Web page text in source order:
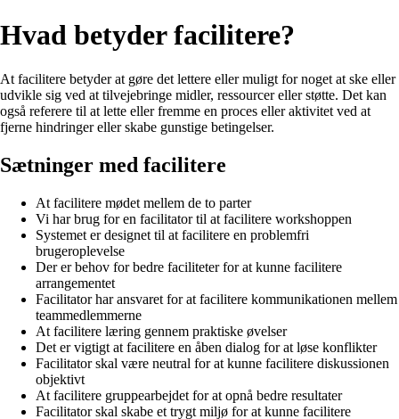
Hvad betyder facilitere?
At facilitere betyder at gøre det lettere eller muligt for noget at ske eller
udvikle sig ved at tilvejebringe midler, ressourcer eller støtte. Det kan
også referere til at lette eller fremme en proces eller aktivitet ved at
fjerne hindringer eller skabe gunstige betingelser.
Sætninger med facilitere
At facilitere mødet mellem de to parter
Vi har brug for en facilitator til at facilitere workshoppen
Systemet er designet til at facilitere en problemfri
brugeroplevelse
Der er behov for bedre faciliteter for at kunne facilitere
arrangementet
Facilitator har ansvaret for at facilitere kommunikationen mellem
teammedlemmerne
At facilitere læring gennem praktiske øvelser
Det er vigtigt at facilitere en åben dialog for at løse konflikter
Facilitator skal være neutral for at kunne facilitere diskussionen
objektivt
At facilitere gruppearbejdet for at opnå bedre resultater
Facilitator skal skabe et trygt miljø for at kunne facilitere